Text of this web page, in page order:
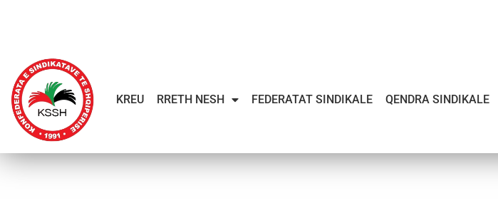
KREU RRETH NESH FEDERATAT SINDIKALE QENDRA SINDIKALE